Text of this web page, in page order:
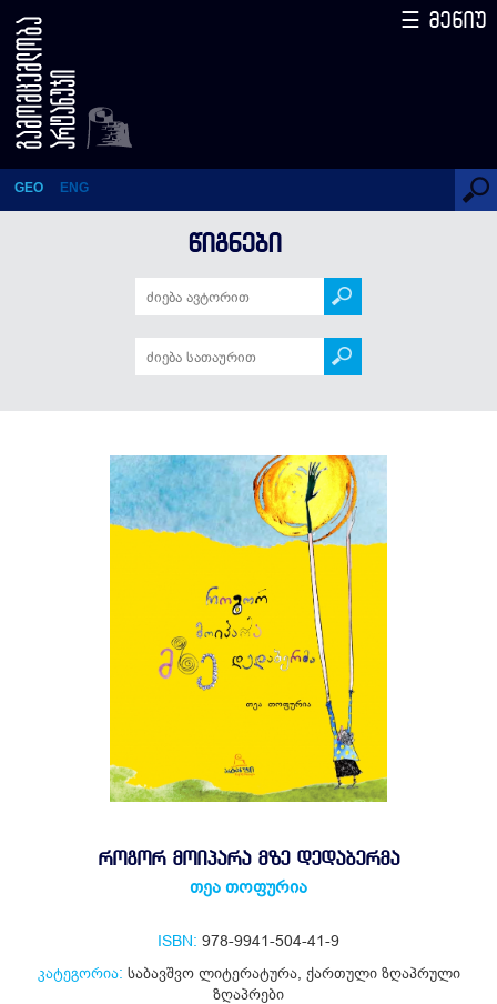
როგორ მოიპარა მზე
დედაბერმა
GEO ENG
☰ მენიუ
ᲬᲘᲒᲜᲔᲑᲘ
ᲠᲝᲒᲝᲠ ᲛᲝᲘᲞᲐᲠᲐ ᲛᲖᲔ ᲓᲔᲓᲐᲑᲔᲠᲛᲐ
თეა თოფურია
ISBN: 978-9941-504-41-9
კატეგორია: საბავშვო ლიტერატურა, ქართული ზღაპრული
ზღაპრები